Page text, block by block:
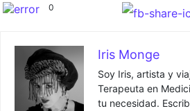
0
Iris Monge
Soy Iris, artista y
Terapeuta en
tu necesidad.